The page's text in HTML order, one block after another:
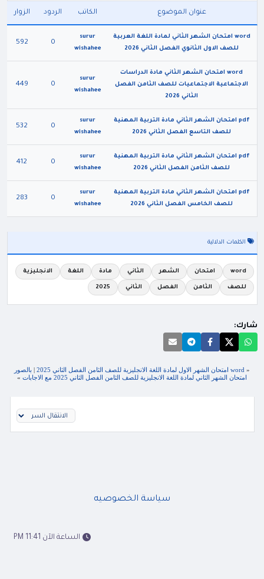
عنوان الموضوع الكاتب الردود الزوار
word امتحان الشهر الثاني لمادة اللغة العربية
للصف الاول الثانوي الفصل الثاني 2026
surur
wishahee
0
592
word امتحان الشهر الثاني مادة الدراسات
الاجتماعية الاجتماعيات للصف الثامن الفصل
الثاني 2026
surur
wishahee
0
449
pdf امتحان الشهر الثاني مادة التربية المهنية
للصف التاسع الفصل الثاني 2026
surur
wishahee
0
532
pdf امتحان الشهر الثاني مادة التربية المهنية
للصف الثامن الفصل الثاني 2026
surur
wishahee
0
412
pdf امتحان الشهر الثاني مادة التربية المهنية
للصف الخامس الفصل الثاني 2026
surur
wishahee
0
283
الكلمات الدلالية
word امتحان الشهر الثاني مادة اللغة الانجليزية
للصف الثامن الفصل الثاني 2025
شارك:
« word امتحان الشهر الاول لمادة اللغة الانجليزية للصف الثامن الفصل الثاني 2025 | بالصور
امتحان الشهر الثاني لمادة اللغة الانجليزية للصف الثامن الفصل الثاني 2025 مع الاجابات
»
سياسة الخصوصيه
الساعة الآن 11:41 PM